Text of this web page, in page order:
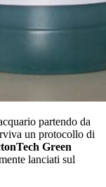
partendo da
un protocollo di
Green
lanciati sul